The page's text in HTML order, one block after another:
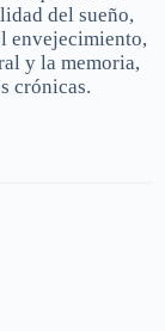
del sueño,
envejecimiento,
y la memoria,
crónicas.